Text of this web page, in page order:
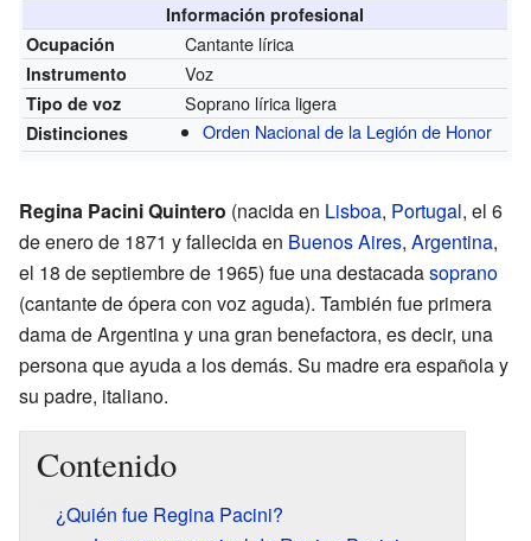
Información profesional
Ocupación
Cantante lírica
Instrumento Voz
Tipo de voz Soprano lírica ligera
Distinciones Orden Nacional de la Legión de Honor
Regina Pacini Quintero (nacida en Lisboa, Portugal, el 6
de enero de 1871 y fallecida en Buenos Aires, Argentina,
el 18 de septiembre de 1965) fue una destacadasoprano
(cantante de ópera con voz aguda). También fue primera
dama de Argentina y una gran benefactora, es decir, una
persona que ayuda a los demás. Su madre era española y
su padre, italiano.
Contenido
¿Quién fue Regina Pacini?